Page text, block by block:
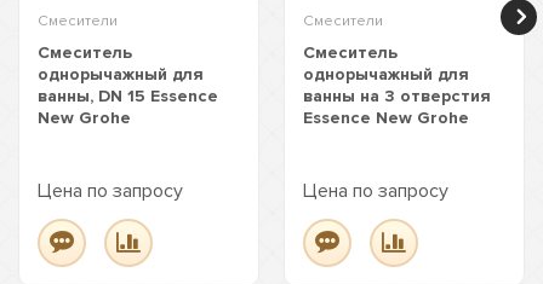
Смесители
Смеситель
однорычажный для
ванны, DN 15 Essence
New Grohe
Цена по запросу
Смесители
Смеситель
однорычажный для
ванны на 3 отверстия
Essence New Grohe
Цена по запросу